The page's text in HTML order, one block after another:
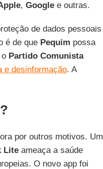
, Googlee outras.
de dados pessoais
é de que Pequim possa
Partido Comunista
e desinformação. A
por outros motivos. Um
Liteameaça a saúde
O novo app foi